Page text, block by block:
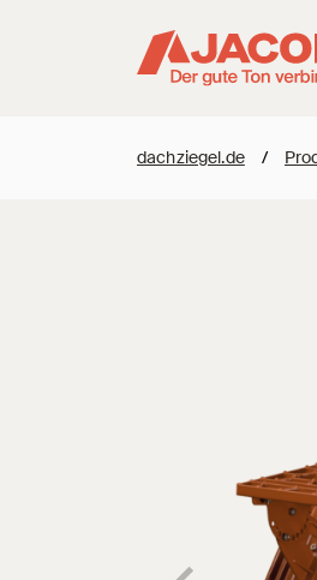
dachziegel.de /